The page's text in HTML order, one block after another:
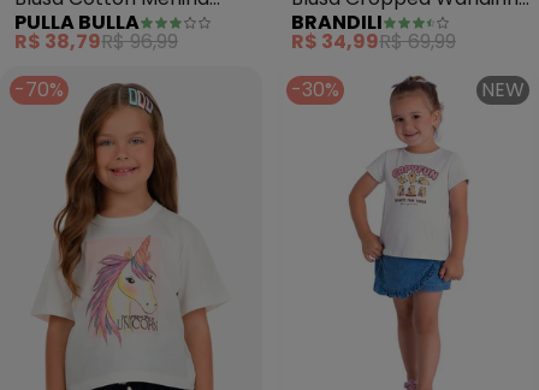
(Branco)
PULLA BULLA
R$ 38,79R$ 96,99
Infantil Menina (Branco)
BRANDILI
R$ 34,99R$ 69,99
-70%
-30% NEW